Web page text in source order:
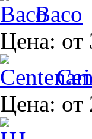
Baco
Цена: от
Цена: от